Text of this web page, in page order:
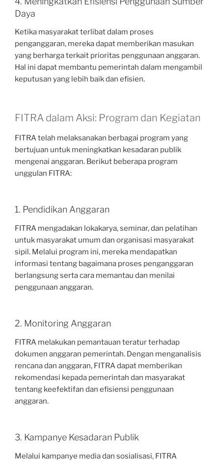
Daya
Ketika masyarakat terlibat dalam proses
penganggaran, mereka dapat memberikan masukan
yang berharga terkait prioritas penggunaan anggaran.
Hal ini dapat membantu pemerintah dalam mengambil
keputusan yang lebih baik dan efisien.
FITRA dalam Aksi: Program dan Kegiatan
FITRA telah melaksanakan berbagai program yang
bertujuan untuk meningkatkan kesadaran publik
mengenai anggaran. Berikut beberapa program
unggulan FITRA:
1. Pendidikan Anggaran
FITRA mengadakan lokakarya, seminar, dan pelatihan
untuk masyarakat umum dan organisasi masyarakat
sipil. Melalui program ini, mereka mendapatkan
informasi tentang bagaimana proses penganggaran
berlangsung serta cara memantau dan menilai
penggunaan anggaran.
2. Monitoring Anggaran
FITRA melakukan pemantauan teratur terhadap
dokumen anggaran pemerintah. Dengan menganalisis
rencana dan anggaran, FITRA dapat memberikan
rekomendasi kepada pemerintah dan masyarakat
tentang keefektifan dan efisiensi penggunaan
anggaran.
3. Kampanye Kesadaran Publik
Melalui kampanye media dan sosialisasi, FITRA